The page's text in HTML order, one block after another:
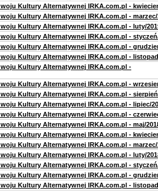
Kultury Alternatywnej IRKA.com.pl -
Kultury Alternatywnej IRKA.com.pl - marzec/
Kultury Alternatywnej IRKA.com.pl - luty/
Kultury Alternatywnej IRKA.com.pl -
Kultury Alternatywnej IRKA.com.pl -
Kultury Alternatywnej IRKA.com.pl -
Kultury Alternatywnej IRKA.com.pl -
Kultury Alternatywnej IRKA.com.pl -
Kultury Alternatywnej IRKA.com.pl -
Kultury Alternatywnej IRKA.com.pl - lipiec/
Kultury Alternatywnej IRKA.com.pl -
Kultury Alternatywnej IRKA.com.pl - maj/
Kultury Alternatywnej IRKA.com.pl -
Kultury Alternatywnej IRKA.com.pl - marzec/
Kultury Alternatywnej IRKA.com.pl - luty/
Kultury Alternatywnej IRKA.com.pl -
Kultury Alternatywnej IRKA.com.pl -
Kultury Alternatywnej IRKA.com.pl -